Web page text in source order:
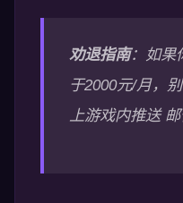
劝退指南：如果
于2000元/月，
上游戏内推送